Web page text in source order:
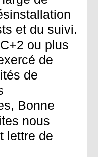
et du suivi.
ou plus
de
de
Bonne
nous
lettre de